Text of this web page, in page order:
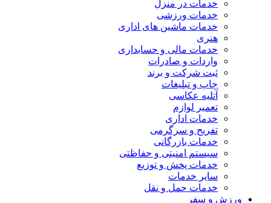
خدمات در منزل
خدمات ورزشی
خدمات ماشین های اداری
هنری
خدمات مالی و حسابداری
واردات و صادرات
ثبت شرکت و برند
چاپ و تبلیغات
آتلیه عکاسی
تعمیر لوازم
خدمات اداری
تفریح و سرگرمی
خدمات بازرگانی
سیستم امنیتی و حفاظتی
خدمات پخش و توزیع
سایر خدمات
خدمات حمل و نقل
ورزش و سفر